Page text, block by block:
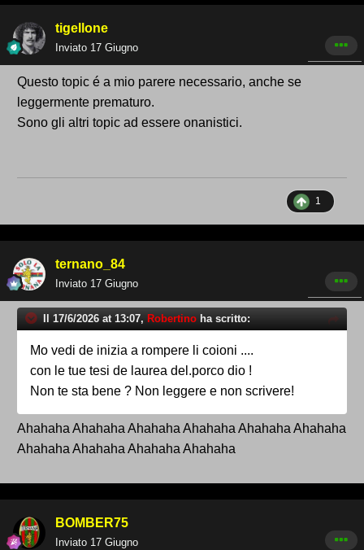
tigellone
Inviato 17 Giugno
Questo topic é a mio parere necessario, anche se
leggermente prematuro.
Sono gli altri topic ad essere onanistici.
1
ternano_84
Inviato 17 Giugno
Il 17/6/2026 at 13:07, Robertino ha scritto:
Mo vedi de inizia a rompere li coioni ....
con le tue tesi de laurea del.porco dio !
Non te sta bene ? Non leggere e non scrivere!
Ahahaha Ahahaha Ahahaha Ahahaha Ahahaha Ahahaha
Ahahaha Ahahaha Ahahaha Ahahaha
BOMBER75
Inviato 17 Giugno